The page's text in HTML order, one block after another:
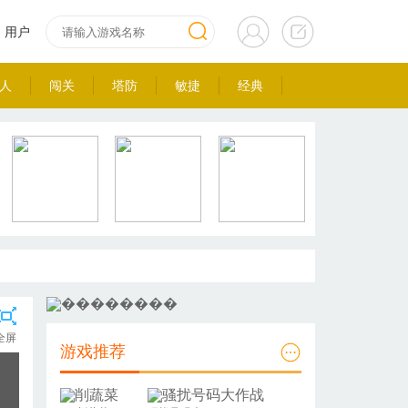
闯关 塔防 敏捷 经典
用户
屏
游戏推荐